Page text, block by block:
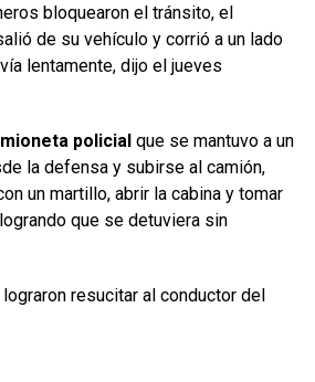
bloquearon el tránsito, el
de su vehículo y corrió a un lado
lentamente, dijo el jueves
policialque se mantuvo a un
la defensa y subirse al camión,
un martillo, abrir la cabina y tomar
que se detuviera sin
resucitar al conductor del